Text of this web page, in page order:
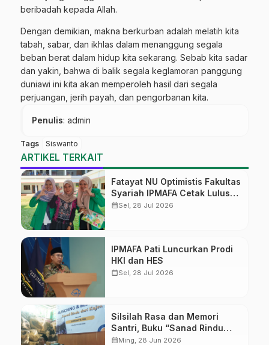
beribadah kepada Allah.
Dengan demikian, makna berkurban adalah melatih kita
tabah, sabar, dan ikhlas dalam menanggung segala
beban berat dalam hidup kita sekarang. Sebab kita sadar
dan yakin, bahwa di balik segala keglamoran panggung
duniawi ini kita akan memperoleh hasil dari segala
perjuangan, jerih payah, dan pengorbanan kita.
Penulis: admin
Tags Siswanto
ARTIKEL TERKAIT
Fatayat NU Optimistis Fakultas
Syariah IPMAFA Cetak Lulusan
yang Dibutuhkan Masyarakat
calendar_monthSel, 28 Jul 2026
IPMAFA Pati Luncurkan Prodi
HKI dan HES
calendar_monthSel, 28 Jul 2026
Silsilah Rasa dan Memori
Santri, Buku “Sanad Rindu
dari Kajen” Resmi Diluncurkan
calendar_monthMing, 28 Jun 2026